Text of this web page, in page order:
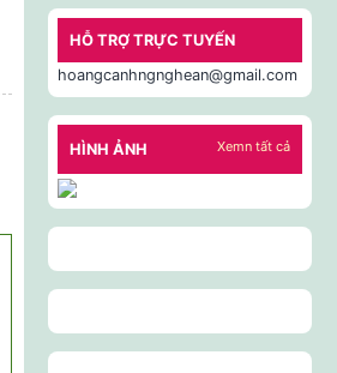
HỖ TRỢ TRỰC TUYẾN
hoangcanhngnghean@gmail.com
HÌNH ẢNH Xemn tất cả